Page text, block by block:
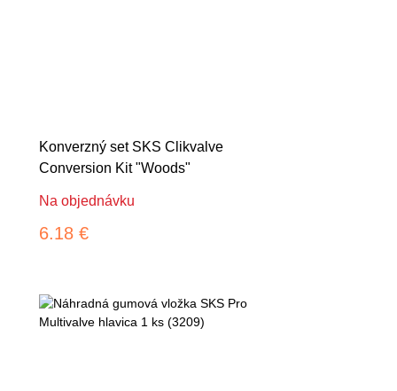
Konverzný set SKS Clikvalve
Conversion Kit "Woods"
Na objednávku
6.18 €